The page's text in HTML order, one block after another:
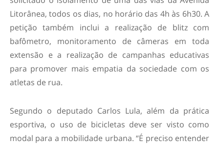
Litorânea, todos os dias, no horário das 4h às 6h30. A
petição também inclui a realização de blitz com
bafômetro, monitoramento de câmeras em toda
extensão e a realização de campanhas educativas
para promover mais empatia da sociedade com os
atletas de rua.
Segundo o deputado Carlos Lula, além da prática
esportiva, o uso de bicicletas deve ser visto como
modal para a mobilidade urbana. “É preciso entender